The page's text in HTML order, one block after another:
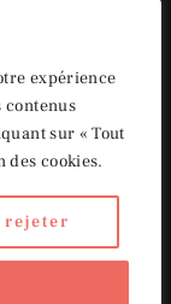
expérience
contenus
sur « Tout
des cookies.
rejeter
Saumon
Tradition